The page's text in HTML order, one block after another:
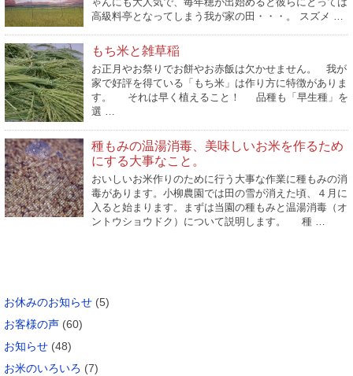
高級料亭となってしまう我が家の田・・・。 スズメ …
もち米と雑草稲
お正月やお祭りでお餅やお赤飯は欠かせません。 我が
家で好評を得ている「もち米」は作り方に特徴がありま
す。 それは早く植えること！ 品種も「早生種」を
選 …
種もみの温湯消毒、美味しいお米を作るため
にする大事なこと。
おいしいお米作りのために行う大事な作業に種もみの消
毒があります。小柳農園では田の雪が消えた頃、４月に
入ると始まります。まずは当園の種もみと温湯消毒（オ
ントウショウドク）について説明します。 種 …
お休みのお知らせ (5)
お客様の声 (60)
お知らせ (48)
お米のいろいろ (7)